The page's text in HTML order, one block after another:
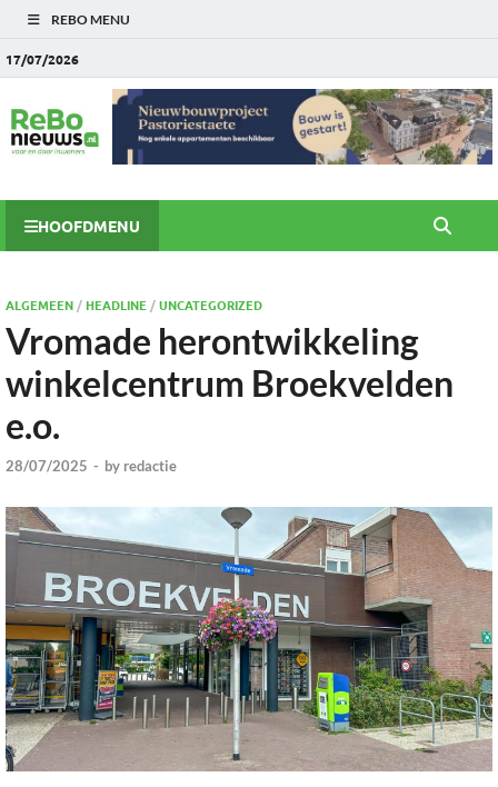
REBO MENU
17/07/2026
HOOFDMENU
ALGEMEEN/ HEADLINE/UNCATEGORIZED
Vromade herontwikkeling
winkelcentrum Broekvelden
e.o.
28/07/2025 - by redactie